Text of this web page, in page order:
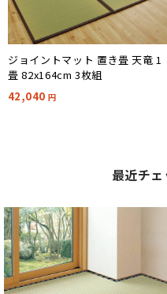
ジョイントマット 置き畳 天竜 1
畳 82x164cm 3枚組
42,040 円
最近チ